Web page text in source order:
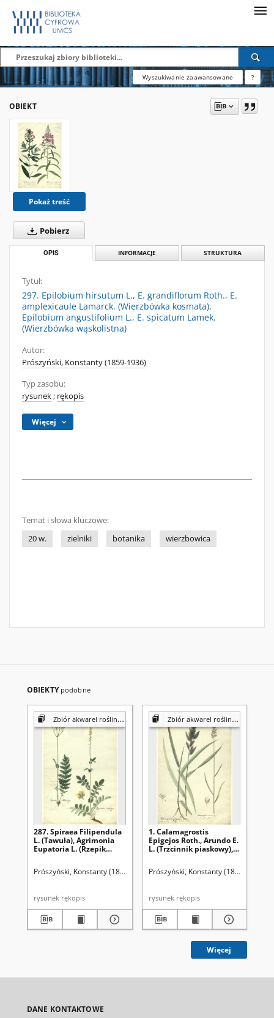
Wyszukiwanie zaawansowane ?
OBIEKT
Pokaż treść
Pobierz
OPIS INFORMACJE STRUKTURA
Tytuł:
297. Epilobium hirsutum L., E. grandiflorum Roth., E.
amplexicaule Lamarck. (Wierzbówka kosmata),
Epilobium angustifolium L., E. spicatum Lamek.
(Wierzbówka wąskolistna)
Autor:
Prószyński, Konstanty (1859-1936)
Typ zasobu:
rysunek; rękopis
Więcej
Temat i słowa kluczowe:
20 w.
zielniki botanika wierzbowica
OBIEKTY podobne
Zbiór akwarel roślin Konstantego Prószyńskiego
287. Spiraea Filipendula
L. (Tawuła), Agrimonia
Eupatoria L. (Rzepik
Prószyński, Konstanty (1859-1936)
rysunek rękopis
Zbiór akwarel roślin Konstantego Prószyńskiego
1. Calamagrostis
Epigejos Roth., Arundo E.
L. (Trzcinnik piaskowy),
(Trzcinnik prosty)
Prószyński, Konstanty (1859-1936)
rysunek rękopis
Więcej
DANE KONTAKTOWE